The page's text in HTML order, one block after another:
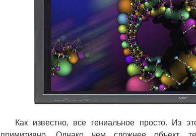
Как известно, все гениальное просто. Из